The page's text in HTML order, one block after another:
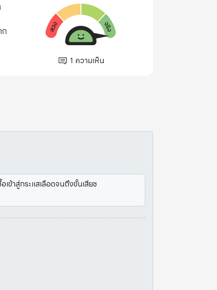
1 ความเห็น
ข้าสู่กระแสเลือดจนถึงขั้นเสียช